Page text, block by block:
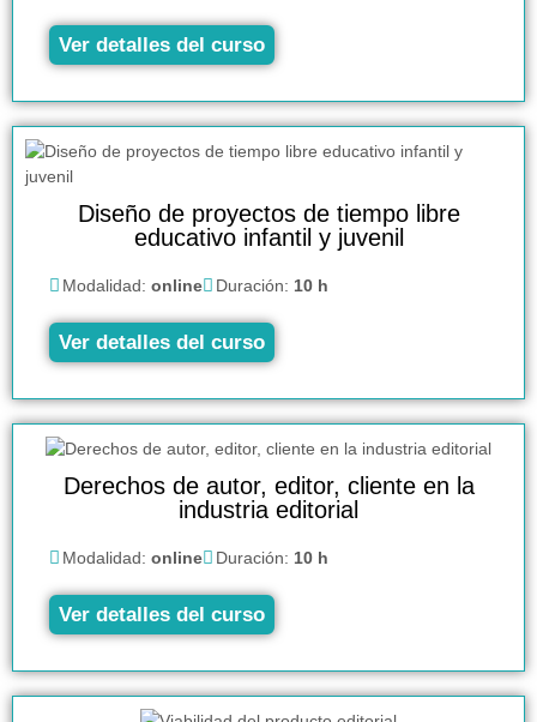
Ver detalles del curso
Diseño de proyectos de tiempo libre
educativo infantil y juvenil
Modalidad: online Duración: 10 h
Ver detalles del curso
Derechos de autor, editor, cliente en la
industria editorial
Modalidad: online Duración: 10 h
Ver detalles del curso